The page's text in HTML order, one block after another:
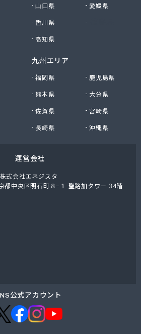
ックイン
松本支店 くらしサポート課
山口県
愛媛県
香川県
高知県
九州エリア
福岡県
鹿児島県
熊本県
大分県
佐賀県
宮崎県
長崎県
沖縄県
運営会社
株式会社エネジスタ
都中央区明石町８−１ 聖路加タワー 34階
公式アカウント